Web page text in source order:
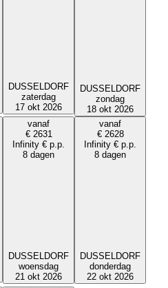
DUSSELDORF
zaterdag
17 okt 2026
DUSSELDORF
zondag
18 okt 2026
vanaf
€ 2631
Infinity € p.p.
8 dagen
DUSSELDORF
woensdag
21 okt 2026
vanaf
€ 2628
Infinity € p.p.
8 dagen
DUSSELDORF
donderdag
22 okt 2026